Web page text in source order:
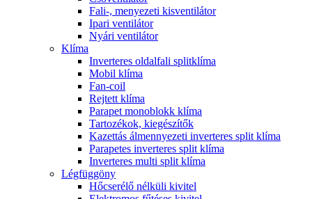
Fali-, menyezeti kisventilátor
Ipari ventilátor
Nyári ventilátor
Klíma
Inverteres oldalfali splitklíma
Mobil klíma
Fan-coil
Rejtett klíma
Parapet monoblokk klíma
Tartozékok, kiegészítők
Kazettás álmennyezeti inverteres split klíma
Parapetes inverteres split klíma
Inverteres multi split klíma
Légfüggöny
Hőcserélő nélküli kivitel